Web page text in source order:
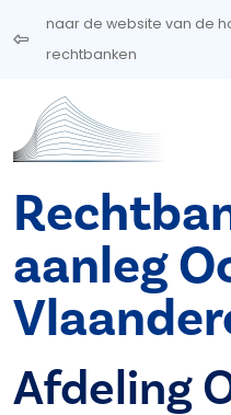
Overslaan en naar de
naar de website van de
rechtbanken
aanleg
Afdeling